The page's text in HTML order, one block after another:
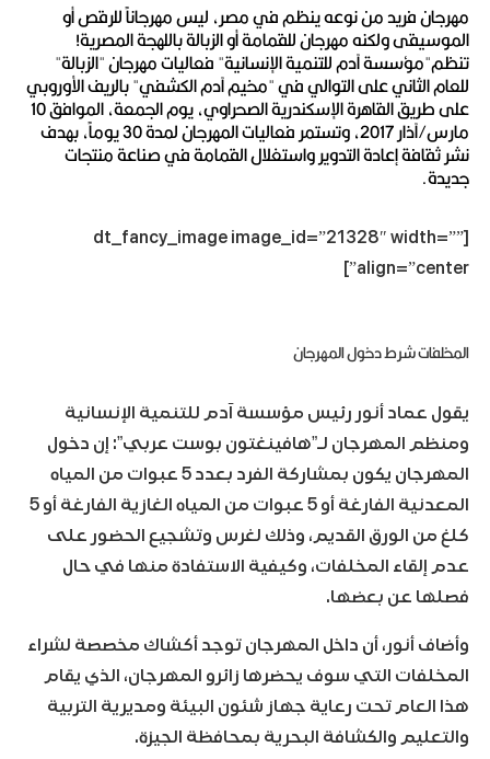
مهرجان فريد من نوعه ينظم في مصر، ليس مهرجاناً للرقص أو
الموسيقى ولكنه مهرجان للقمامة أو الزبالة باللهجة المصرية!
تنظم"مؤسسة آدم للتنمية الإنسانية" فعاليات مهرجان "الزبالة"
للعام الثاني على التوالي في "مخيم آدم الكشفي" بالريف الأوروبي
على طريق القاهرة الإسكندرية الصحراوي، يوم الجمعة، الموافق 10
مارس/آذار 2017، وتستمر فعاليات المهرجان لمدة 30 يوماً، بهدف
نشر ثقافة إعادة التدوير واستغلال القمامة في صناعة منتجات
جديدة.
[dt_fancy_image image_id=”21328″ width=””
align=”center”]
المخلفات شرط دخول المهرجان
يقول عماد أنور رئيس مؤسسة آدم للتنمية الإنسانية
ومنظم المهرجان لـ”هافينغتون بوست عربي”: إن دخول
المهرجان يكون بمشاركة الفرد بعدد 5 عبوات من المياه
المعدنية الفارغة أو 5 عبوات من المياه الغازية الفارغة أو 5
كلغ من الورق القديم، وذلك لغرس وتشجيع الحضور على
عدم إلقاء المخلفات، وكيفية الاستفادة منها في حال
فصلها عن بعضها.
وأضاف أنور، أن داخل المهرجان توجد أكشاك مخصصة لشراء
المخلفات التي سوف يحضرها زائرو المهرجان، الذي يقام
هذا العام تحت رعاية جهاز شئون البيئة ومديرية التربية
والتعليم والكشافة البحرية بمحافظة الجيزة.